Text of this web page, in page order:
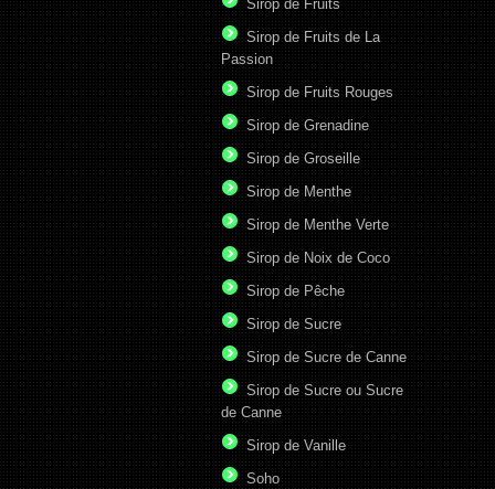
Sirop de Fruits
Sirop de Fruits de La
Passion
Sirop de Fruits Rouges
Sirop de Grenadine
Sirop de Groseille
Sirop de Menthe
Sirop de Menthe Verte
Sirop de Noix de Coco
Sirop de Pêche
Sirop de Sucre
Sirop de Sucre de Canne
Sirop de Sucre ou Sucre
de Canne
Sirop de Vanille
Soho